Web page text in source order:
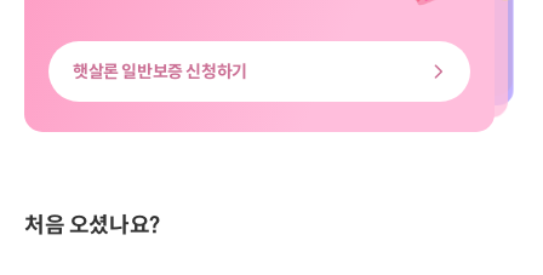
햇살론 일반보증 신청하기
신용대출 신청하기
마이버킷정기적금 살펴보기
햇살론 일반보증 신청하기
신용대출 신청하기
처음 오셨나요?